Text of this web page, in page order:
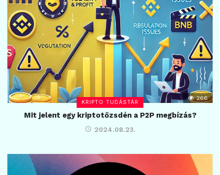
KRIPTO TUDÁSTÁR
266
Mit jelent egy kriptotőzsdén a P2P megbízás?
2024.08.23.